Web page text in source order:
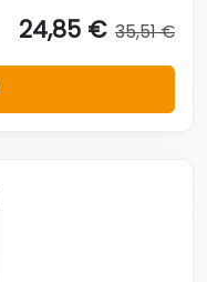
24,85 € 35,51 €